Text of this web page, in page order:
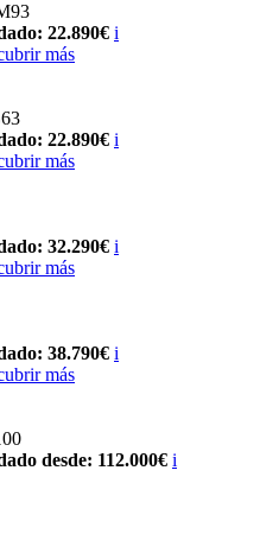
22.890€ i
más
22.890€ i
más
32.290€ i
más
38.790€ i
más
desde: 112.000€ i